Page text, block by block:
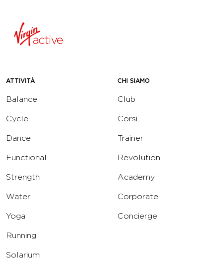
ATTIVITÀ
Balance
Cycle
Dance
Functional
Strength
Water
Yoga
Running
Solarium
CHI SIAMO
Club
Corsi
Trainer
Revolution
Academy
Corporate
Concierge